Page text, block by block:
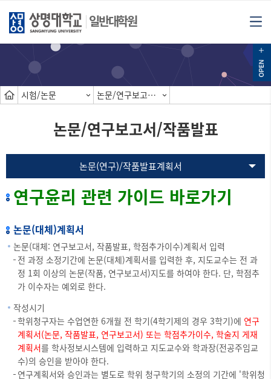
일반대학원
시험/논문 논문/연구보고서/작품발표
논문/연구보고서/작품발표
논문(연구)/작품발표계획서
연구윤리 관련 가이드 바로가기
논문(대체)계획서
논문(대체: 연구보고서, 작품발표, 학점추가이수)계획서 입력
전 과정 소정기간에 논문(대체)계획서를 입력한 후, 지도교수는 전 과
정 1회 이상의 논문(작품, 연구보고서)지도를 하여야 한다. 단, 학점추
가 이수자는 예외로 한다.
작성시기
학위청구자는 수업연한 6개월 전 학기(4학기제의 경우 3학기)에 연구
계획서(논문, 작품발표, 연구보고서) 또는 학점추가이수, 학술지 게재
계획서를 학사정보시스템에 입력하고 지도교수와 학과장(전공주임교
수)의 승인을 받아야 한다.
연구계획서와 승인과는 별도로 학위 청구학기의 소정의 기간에 '학위청